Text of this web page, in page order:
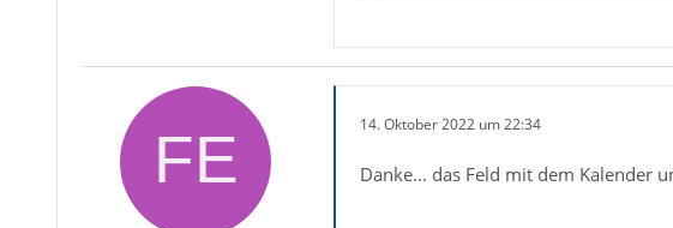
14. Oktober 2022 um 22:34
Danke... das Feld mit dem Kalender